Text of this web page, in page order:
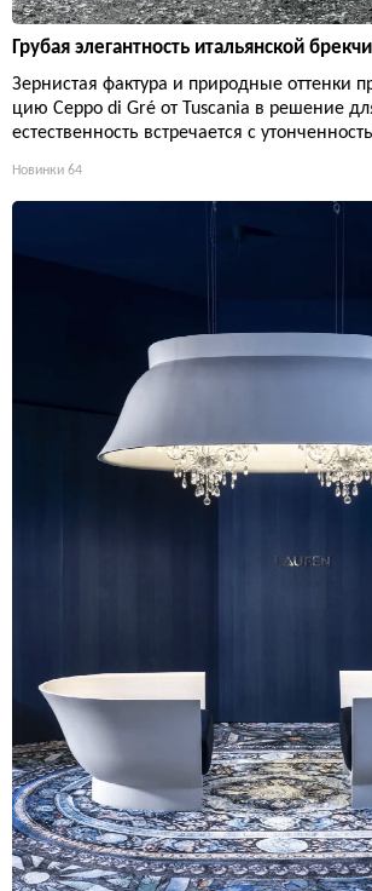
Грубая элегантность итальянской
Зернистая фактура и природные оттенки
цию Ceppo di Gré от Tuscania в решение
естественность встречается с
Новинки 64